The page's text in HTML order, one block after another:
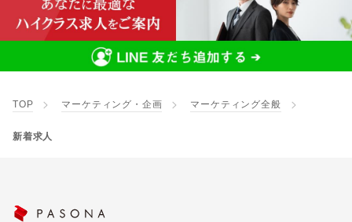
TOP マーケティング・企画 マーケティング全般
新着求人